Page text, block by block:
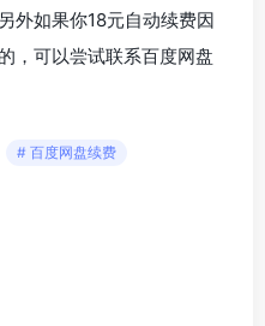
外如果你18元自动续费因
，可以尝试联系百度网盘
# 百度网盘续费